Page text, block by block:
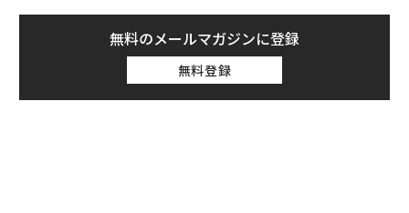
無料のメールマガジンに登録
無料登録